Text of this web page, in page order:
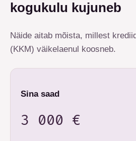
kogukulu kujuneb
Näide aitab mõista, millest
(KKM) väikelaenul koosneb.
Sina saad
3 000 €